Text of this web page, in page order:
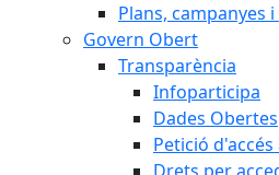
Plans, campanyes
Govern Obert
Transparència
Infoparticipa
Dades Obertes
Petició